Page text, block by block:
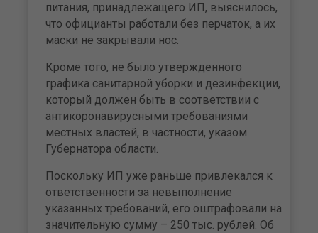
питания, принадлежащего ИП, выяснилось,
что официанты работали без перчаток, а их
маски не закрывали нос.
Кроме того, не было утвержденного
графика санитарной уборки и дезинфекции,
который должен быть в соответствии с
антикоронавирусными требованиями
местных властей, в частности, указом
Губернатора области.
Поскольку ИП уже раньше привлекался к
ответственности за невыполнение
указанных требований, его оштрафовали на
значительную сумму – 250 тыс. рублей. Об